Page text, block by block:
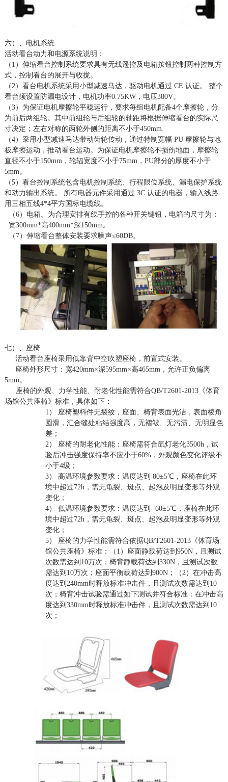
六）、电机系统
活动看台动力和电源系统说明：
（ 1）伸缩看台控制系统要求具有无线遥控及电箱按钮控制两种控制方
式，控制看台的展开与收拢。
（2）看台电机系统采用小型减速马达，驱动电机通过 CE 认证。 整个
看台须设置防漏电设计，电机功率0.75KW，电压380V。
（3）为保证电机摩擦轮平稳运行，要求每组电机配备4个摩擦轮，分
为前后两组轮。其中前组轮与后组轮的轴距将根据伸缩看台的实际尺
寸决定；左右对称的两轮外侧的距离不小于450mm.
（4）采用小型减速马达带动齿轮传动，通过特制宽幅 PU 摩擦轮与地
板摩擦运动，推动看台运动。为保证电机摩擦轮不损伤地面，摩擦轮
直径不小于150mm，轮辐宽度不小于75mm，PU部分的厚度不小于
5mm。
（5）看台控制系统包含电机控制系统、行程限位系统、漏电保护系统
和动力输出系统。 所有电器元件采用通过 3C 认证的电器，输入线路
用三相五线4*4平方国标电缆线。
（6）电箱。为合理安排有线手控的各种开关键钮，电箱的尺寸为：
宽300mm*高400mm*深150mm。
（ 7）伸缩看台整体安装要求噪声≤60DB。
七）、座椅
活动看台座椅采用低靠背中空吹塑座椅，前置式安装。
座椅外形尺寸：宽420mm×深595mm×高465mm，允许正负偏离
5mm。
座椅的外观、力学性能、耐老化性能需符合QB/T2601-2013《体育
场馆公共座椅》标准，具体如下：
1） 座椅塑料件无裂纹，座面、椅背表面光洁，表面棱角
圆滑，汇合缝处粘结强度高，无褶皱、无污渍、无明显色
差；
2） 座椅的耐老化性能：座椅需符合氙灯老化3500h，试
验后冲击强度保持率不应小于60%，外观颜色变化评级不
小于4级；
3） 高温环境参数要求：温度达到 80±5℃，座椅在此环
境中超过72h，需无龟裂、斑点、起泡及明显变形等外观
变化；
4） 低温环境参数要求：温度达到 -60±5℃，座椅在此环
境中超过72h，需无龟裂、斑点、起泡及明显变形等外观
变化；
5） 座椅的力学性能需符合依据QB/T2601-2013《体育场
馆公共座椅》标准：（1）座面静载荷达到950N，且测试
次数需达到10万次；椅背静载荷达到330N，且测试次数
需达到10万次；座面平衡载荷达到900N；（2）在冲击高
度达到240mm时释放标准冲击件，且测试次数需达到10
次；椅背冲击试验需通过如下测试并符合标准：在冲击高
度达到330mm时释放标准冲击件，且测试次数需达到10
次；